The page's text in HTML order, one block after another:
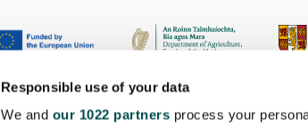
Responsible use of your data
We and our 1022 partners process your